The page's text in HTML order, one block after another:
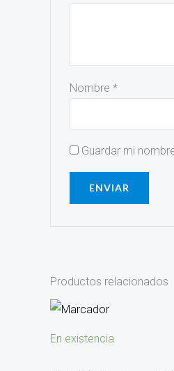
Nombre *
Guardar mi
Productos relacionados
En existencia